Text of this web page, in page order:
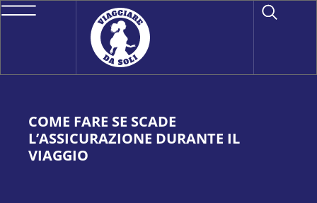
COME FARE SE SCADE
L’ASSICURAZIONE DURANTE IL
VIAGGIO